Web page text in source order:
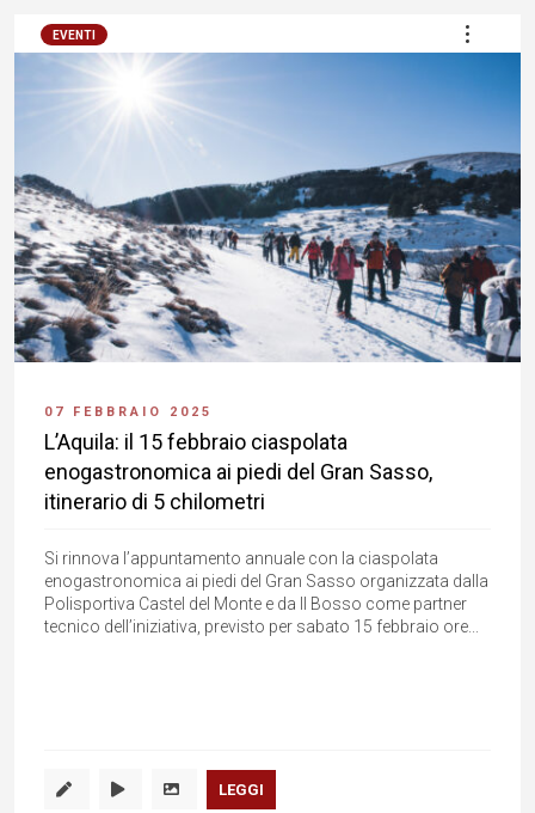
EVENTI
07 FEBBRAIO 2025
L’Aquila: il 15 febbraio ciaspolata
enogastronomica ai piedi del Gran Sasso,
itinerario di 5 chilometri
Si rinnova l’appuntamento annuale con la ciaspolata
enogastronomica ai piedi del Gran Sasso organizzata dalla
Polisportiva Castel del Monte e da Il Bosso come partner
tecnico dell’iniziativa, previsto per sabato 15 febbraio ore...
LEGGI